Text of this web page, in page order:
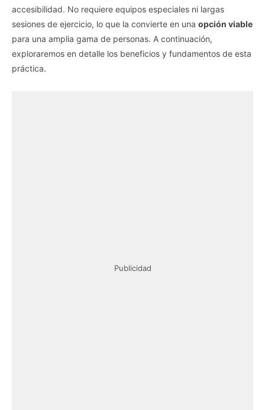
accesibilidad. No requiere equipos especiales ni largas
sesiones de ejercicio, lo que la convierte en una opción viable
para una amplia gama de personas. A continuación,
exploraremos en detalle los beneficios y fundamentos de esta
práctica.
Publicidad